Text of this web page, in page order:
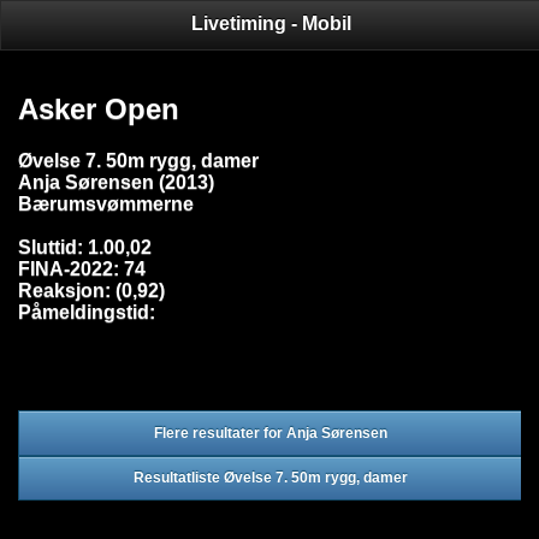
Livetiming - Mobil
Asker Open
Øvelse 7. 50m rygg, damer
Anja Sørensen (2013)
Bærumsvømmerne
Sluttid: 1.00,02
FINA-2022: 74
Reaksjon: (0,92)
Påmeldingstid:
Flere resultater for Anja Sørensen
Resultatliste Øvelse 7. 50m rygg, damer